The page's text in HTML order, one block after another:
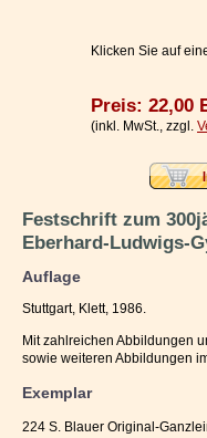
Ihr WarenkorbKlicken Sie auf
Preis: 22,00
(inkl. MwSt., zzgl.
Festschrift zum
Eberhard-Ludwigs-
Auflage
Stuttgart, Klett, 1986.
Mit zahlreichen Abbildungen
sowie weiteren Abbildungen
Exemplar
224 S. Blauer Original-